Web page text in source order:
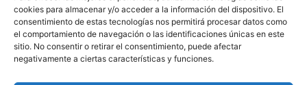
cookies para almacenar y/o acceder a la información del dispositivo. El
consentimiento de estas tecnologías nos permitirá procesar datos como
el comportamiento de navegación o las identificaciones únicas en este
sitio. No consentir o retirar el consentimiento, puede afectar
negativamente a ciertas características y funciones.
CONTACTA CON NOSOTROS